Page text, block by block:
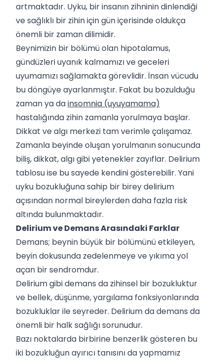
artmaktadır. Uyku, bir insanın zihninin dinlendiği
ve sağlıklı bir zihin için gün içerisinde oldukça
önemli bir zaman dilimidir.
Beynimizin bir bölümü olan hipotalamus,
gündüzleri uyanık kalmamızı ve geceleri
uyumamızı sağlamakta görevlidir. İnsan vücudu
bu döngüye ayarlanmıştır. Fakat bu bozulduğu
zaman ya dainsomnia (uyuyamama)
hastalığında zihin zamanla yorulmaya başlar.
Dikkat ve algı merkezi tam verimle çalışamaz.
Zamanla beyinde oluşan yorulmanın sonucunda
biliş, dikkat, algı gibi yetenekler zayıflar. Delirium
tablosu ise bu sayede kendini gösterebilir. Yani
uyku bozukluğuna sahip bir birey delirium
açısından normal bireylerden daha fazla risk
altında bulunmaktadır.
Delirium ve Demans Arasındaki Farklar
Demans; beynin büyük bir bölümünü etkileyen,
beyin dokusunda zedelenmeye ve yıkıma yol
açan bir sendromdur.
Delirium gibi demans da zihinsel bir bozukluktur
ve bellek, düşünme, yargılama fonksiyonlarında
bozukluklar ile seyreder. Delirium da demans da
önemli bir halk sağlığı sorunudur.
Bazı noktalarda birbirine benzerlik gösteren bu
iki bozukluğun ayırıcı tanısını da yapmamız